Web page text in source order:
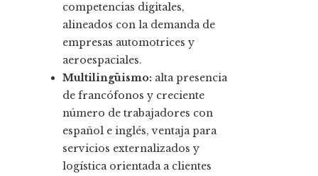
competencias digitales,
alineados con la demanda de
empresas automotrices y
aeroespaciales.
Multilingüismo: alta presencia
de francófonos y creciente
número de trabajadores con
español e inglés, ventaja para
servicios externalizados y
logística orientada a clientes